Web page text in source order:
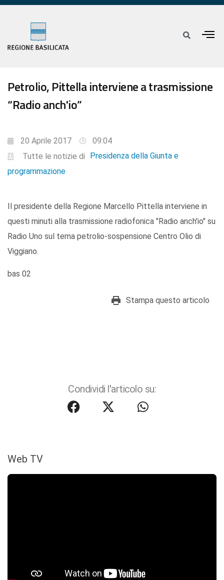
Petrolio, Pittella interviene a trasmissione
“Radio anch'io”
20 Aprile 2017
09:04
Tutte le notizie di
Presidenza della Giunta e
programmazione
Il presidente della Regione Marcello Pittella interviene in
questi minuti alla trasmissione radiofonica "Radio anch'io" su
Radio Uno sul tema petrolio-sospensione Centro Olio di
Viggiano.
bas 02
Stampa questo articolo
Condividi l'articolo su:
Web TV